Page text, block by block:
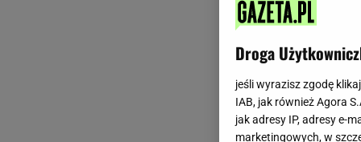
Droga
jeśli wyrazisz zgodę
IAB, jak również Agora
jak adresy IP, adresy e-
marketingowych, w